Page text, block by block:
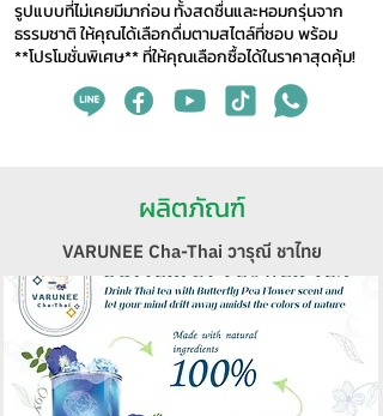
รูปแบบที่ไม่เคยมีมาก่อน ทั้งสดชื่นและหอมกรุ่นจาก
ธรรมชาติ ให้คุณได้เลือกดื่มตามสไตล์ที่ชอบ พร้อม
**โปรโมชั่นพิเศษ** ที่ให้คุณเลือกซื้อได้ในราคาสุดคุ้ม!
ผลิตภัณฑ์
VARUNEE Cha-Thai วารุณี ชาไทย